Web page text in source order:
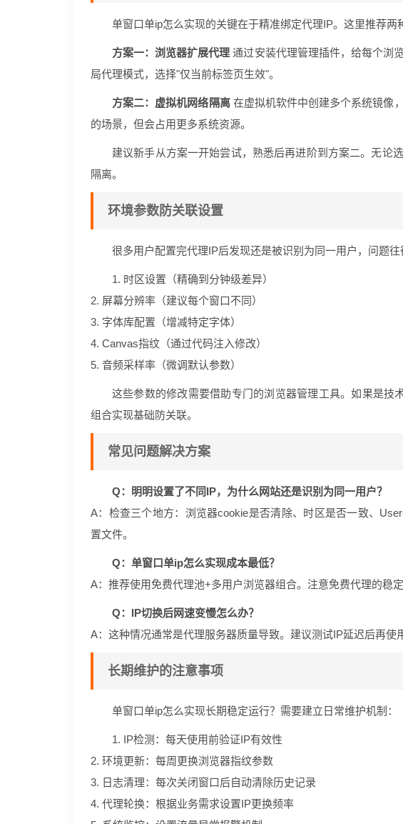
单窗口单ip怎么实现的关键在于精准绑定代理IP。这里推荐两
方案一：浏览器扩展代理 通过安装代理管理插件，给每个浏
局代理模式，选择"仅当前标签页生效"。
方案二：虚拟机网络隔离在虚拟机软件中创建多个系统镜像
的场景，但会占用更多系统资源。
建议新手从方案一开始尝试，熟悉后再进阶到方案二。无论
隔离。
环境参数防关联设置
很多用户配置完代理IP后发现还是被识别为同一用户，问题
1. 时区设置（精确到分钟级差异）
2. 屏幕分辨率（建议每个窗口不同）
3. 字体库配置（增减特定字体）
4. Canvas指纹（通过代码注入修改）
5. 音频采样率（微调默认参数）
这些参数的修改需要借助专门的浏览器管理工具。如果是技
组合实现基础防关联。
常见问题解决方案
Q：明明设置了不同IP，为什么网站还是识别为同一用户？
A：检查三个地方：浏览器cookie是否清除、时区是否一致、
置文件。
Q：单窗口单ip怎么实现成本最低？
A：推荐使用免费代理池+多用户浏览器组合。注意免费代理的稳
Q：IP切换后网速变慢怎么办？
A：这种情况通常是代理服务器质量导致。建议测试IP延迟后再使
长期维护的注意事项
单窗口单ip怎么实现长期稳定运行？需要建立日常维护机制：
1. IP检测：每天使用前验证IP有效性
2. 环境更新：每周更换浏览器指纹参数
3. 日志清理：每次关闭窗口后自动清除历史记录
4. 代理轮换：根据业务需求设置IP更换频率